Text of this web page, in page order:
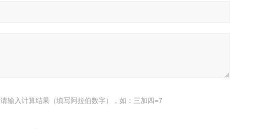
请输入计算结果（填写阿拉伯数字），如：三加四=7